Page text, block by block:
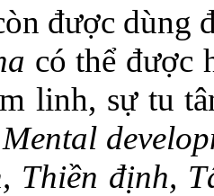
được dùng
có thể được
linh, sự tu
Mental
Thiền định,